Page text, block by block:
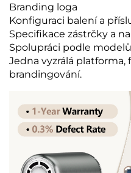
Branding loga
Konfiguraci balení a
Specifikace zástrčky a
Spolupráci podle
Jedna vyzrálá
brandingování.